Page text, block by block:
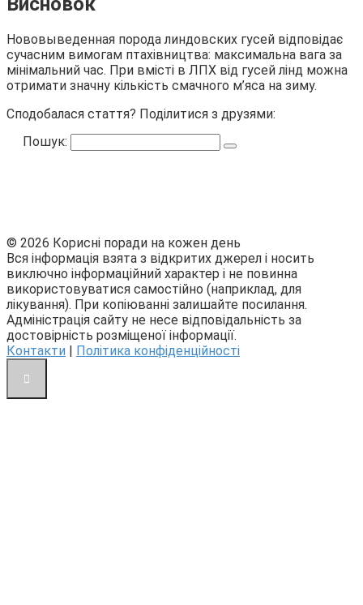
Нововыведенная порода линдовских гусей відповідає
сучасним вимогам птахівництва: максимальна вага за
мінімальний час. При вмісті в ЛПХ від гусей лінд можна
отримати значну кількість смачного м’яса на зиму.
Сподобалася стаття? Поділитися з друзями:
Пошук:
© 2026 Корисні поради на кожен день
Вся інформація взята з відкритих джерел і носить
виключно інформаційний характер і не повинна
використовуватися самостійно (наприклад, для
лікування). При копіюванні залишайте посилання.
Адміністрація сайту не несе відповідальність за
достовірність розміщеної інформації.
Контакти | Політика конфіденційності